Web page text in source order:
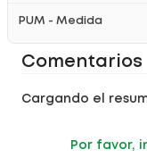
PUM - Medida
Comentarios
Cargando el
Por favor,